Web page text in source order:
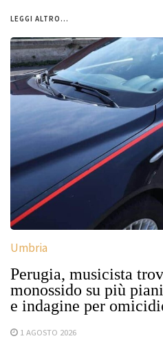
LEGGI ALTRO...
Umbria
Perugia, musicista
monossido su più
e indagine per
1 AGOSTO 2026